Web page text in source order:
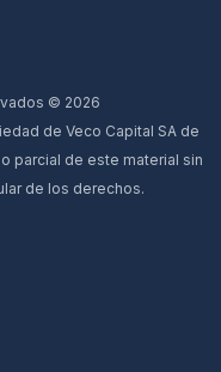
© 2026
de Veco Capital SA de
parcial de este material sin
de los derechos.